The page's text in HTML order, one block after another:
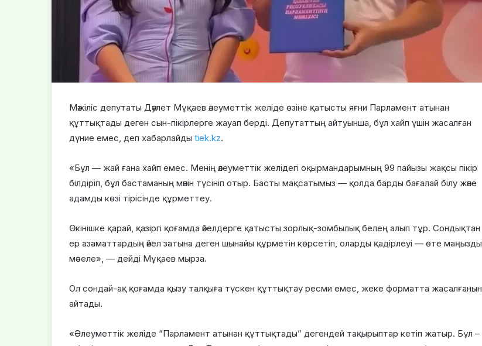
Мәжіліс депутаты Дәулет Мұқаев әлеуметтік желіде өзіне қатысты яғни Парламент атынан
құттықтады деген сын-пікірлерге жауап берді. Депутаттың айтуынша, бұл хайп үшін жасалған
дүние емес, деп хабарлайды tiek.kz.
«Бұл — жай ғана хайп емес. Менің әлеуметтік желідегі оқырмандарымның 99 пайызы жақсы пікір
білдіріп, бұл бастаманың мәнін түсініп отыр. Басты мақсатымыз — қолда барды бағалай білу және
адамды көзі тірісінде құрметтеу.
Өкінішке қарай, қазіргі қоғамда әйелдерге қатысты зорлық-зомбылық белең алып тұр. Сондықтан
ер азаматтардың әйел затына деген шынайы құрметін көрсетіп, оларды қадірлеуі — өте маңызды
мәселе», — дейді Мұқаев мырза.
Ол сондай-ақ қоғамда қызу талқыға түскен құттықтау ресми емес, жеке форматта жасалғанын
айтады.
«Әлеуметтік желіде “Парламент атынан құттықтады” дегендей тақырыптар кетіп жатыр. Бұл –